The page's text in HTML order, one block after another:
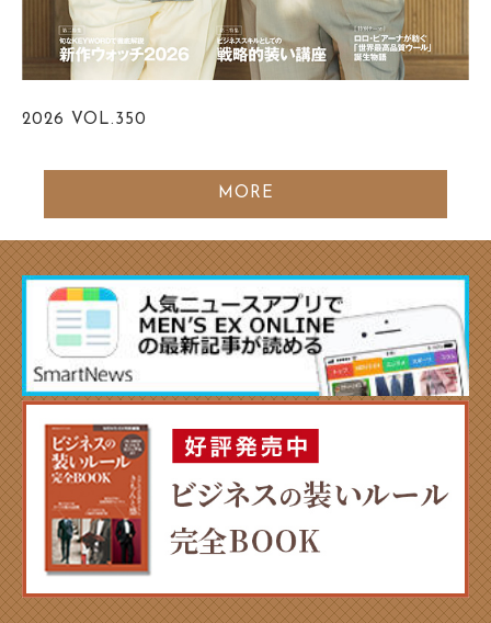
2026 VOL.350
MORE